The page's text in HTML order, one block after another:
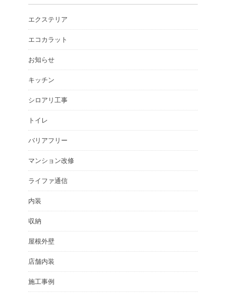
エクステリア
エコカラット
お知らせ
キッチン
シロアリ工事
トイレ
バリアフリー
マンション改修
ライファ通信
内装
収納
屋根外壁
店舗内装
施工事例